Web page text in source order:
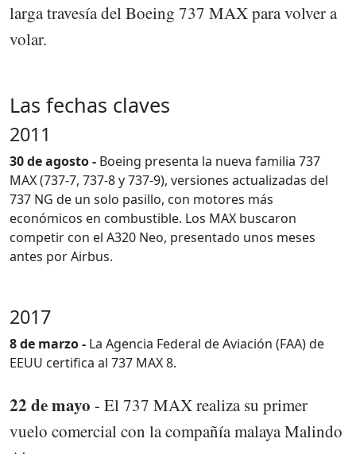
larga travesía del Boeing 737 MAX para volver a
volar.
Las fechas claves
2011
30 de agosto - Boeing presenta la nueva familia 737
MAX (737-7, 737-8 y 737-9), versiones actualizadas del
737 NG de un solo pasillo, con motores más
económicos en combustible. Los MAX buscaron
competir con el A320 Neo, presentado unos meses
antes por Airbus.
2017
8 de marzo - La Agencia Federal de Aviación (FAA) de
EEUU certifica al 737 MAX 8.
22 de mayo - El 737 MAX realiza su primer
vuelo comercial con la compañía malaya Malindo